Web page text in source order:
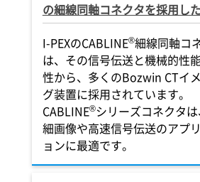
の細線同軸コネクタを採用し
I-PEXのCABLINE®細線同軸コ
は、その信号伝送と機械的性
性から、多くのBozwin CTイ
グ装置に採用されています。
CABLINE®シリーズコネクタ
細画像や高速信号伝送のアプ
ョンに最適です。